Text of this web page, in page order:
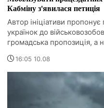
Кабміну з'явилася петиція
Автор ініціативи пропонує
українок до
громадська пропозиція, а
16:05 10.08